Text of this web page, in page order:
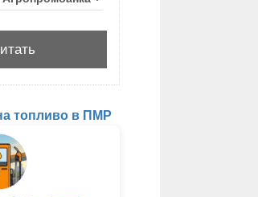
топливо в ПМР